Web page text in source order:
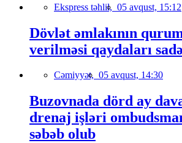
Ekspress təhlil, 05 avqust, 15:12
Dövlət əmlakının
verilməsi qaydaları
Cəmiyyət, 05 avqust, 14:30
Buzovnada dörd ay
drenaj işləri
səbəb olub